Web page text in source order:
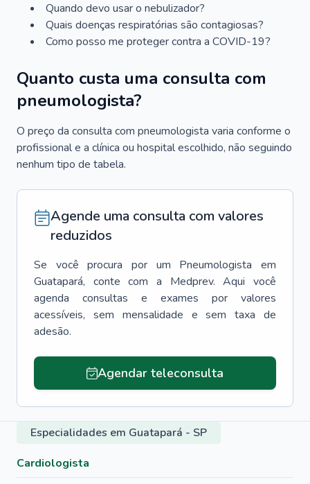
Quando devo usar o nebulizador?
Quais doenças respiratórias são contagiosas?
Como posso me proteger contra a COVID-19?
Quanto custa uma consulta com
pneumologista?
O preço da consulta com pneumologista varia conforme o
profissional e a clínica ou hospital escolhido, não seguindo
nenhum tipo de tabela.
Agende uma consulta com valores
reduzidos
Se você procura por um Pneumologista
em
Guatapará, conte com a Medprev. Aqui você
agenda consultas e exames por valores
acessíveis, sem mensalidade e sem taxa de
adesão.
Agendar teleconsulta
Especialidades em Guatapará - SP
Cardiologista